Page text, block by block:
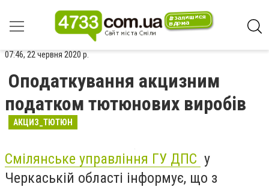
07:46, 22 червня 2020 р.
Оподаткування акцизним
податком тютюнових виробів
АКЦИЗ_ТЮТЮН
Смілянське управління ГУ ДПС у
Черкаській області інформує, що з